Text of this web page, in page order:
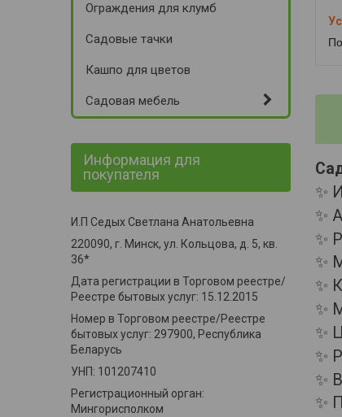
✨
✨
✨
✨
✨
✨
✨
✨
✨
✨
Ограждения для клумб
Садовые тачки
Кашпо для цветов
Садовая мебель
Информация для
покупателя
И.П Седых Светлана Анатольевна
220090, г. Минск, ул. Кольцова, д. 5, кв.
36*
Дата регистрации в Торговом реестре/
Реестре бытовых услуг: 15.12.2015
Номер в Торговом реестре/Реестре
бытовых услуг: 297900, Республика
Беларусь
УНП: 101207410
Регистрационный орган:
Мингорисполком